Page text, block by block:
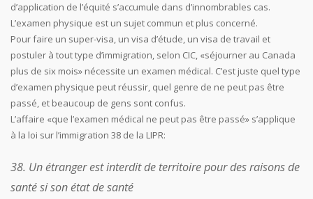
d’application de l’équité s’accumule dans d’innombrables cas.
L’examen physique est un sujet commun et plus concerné.
Pour faire un super-visa, un visa d’étude, un visa de travail et
postuler à tout type d’immigration, selon CIC, «séjourner au Canada
plus de six mois» nécessite un examen médical. C’est juste quel type
d’examen physique peut réussir, quel genre de ne peut pas être
passé, et beaucoup de gens sont confus.
L’affaire «que l’examen médical ne peut pas être passé» s’applique
à la loi sur l’immigration 38 de la LIPR:
38. Un étranger est interdit de territoire pour des raisons de
santé si son état de santé